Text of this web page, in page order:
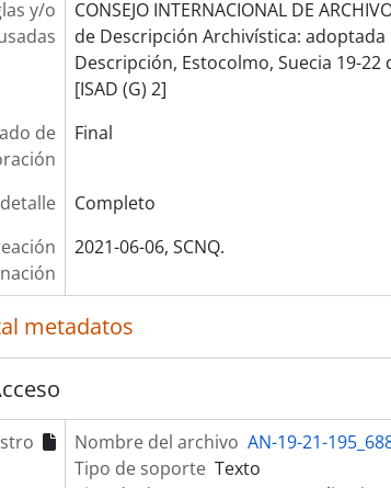
y/o
CONSEJO INTERNACIONAL DE
de Descripción Archivística:
Descripción, Estocolmo, Suecia 19-
[ISAD (G) 2]
de
Final
Completo
2021-06-06, SCNQ.
metadatos
Nombre del archivo AN-19-21-
Tipo de soporte Texto